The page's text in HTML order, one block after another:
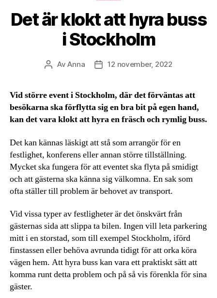
Det är klokt att hyra buss
i Stockholm
Inläggsförfattare
AvAnna Inläggsdatum
12 november, 2022
Vid större event i Stockholm, där det förväntas att
besökarna ska förflytta sig en bra bit på egen hand,
kan det vara klokt att hyra en fräsch och rymlig buss.
Det kan kännas läskigt att stå som arrangör för en
festlighet, konferens eller annan större tillställning.
Mycket ska fungera för att eventet ska flyta på smidigt
och att gästerna ska känna sig välkomna. En sak som
ofta ställer till problem är behovet av transport.
Vid vissa typer av festligheter är det önskvärt från
gästernas sida att slippa ta bilen. Ingen vill leta parkering
mitt i en storstad, som till exempel Stockholm, iförd
finstassen eller behöva avrunda tidigt för att orka köra
vägen hem. Att hyra buss kan vara ett praktiskt sätt att
komma runt detta problem och på så vis förenkla för sina
gäster.